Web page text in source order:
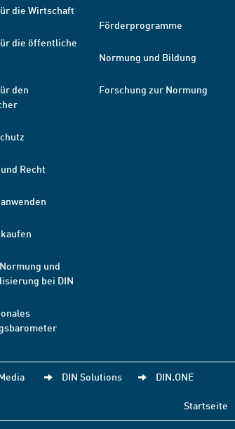
die Wirtschaft
die öffentliche
den
Recht
und
bei DIN
Förderprogramme
Normung und Bildung
Forschung zur Normung
DIN Solutions DIN.ONE
Startseite